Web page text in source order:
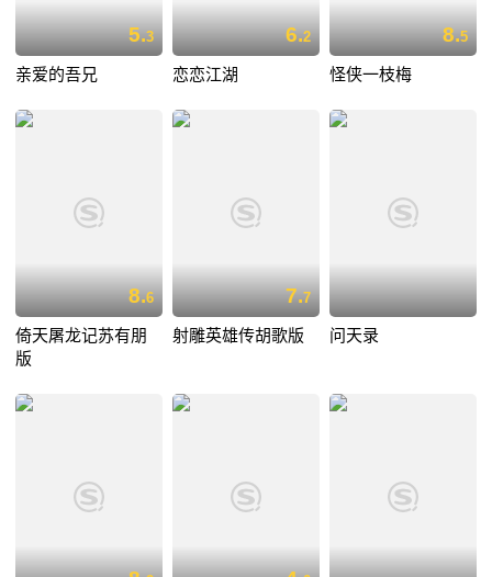
5.3
亲爱的吾兄
6.2
恋恋江湖
8.5
怪侠一枝梅
8.6
倚天屠龙记苏有朋
版
7.7
射雕英雄传胡歌版 问天录